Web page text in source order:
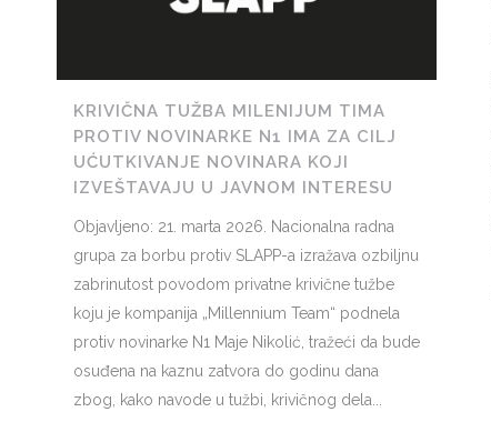
KRIVIČNA TUŽBA MILENIJUM TIMA
PROTIV NOVINARKE N1 IMA ZA CILJ
UĆUTKIVANJE NOVINARA KOJI
IZVEŠTAVAJU U JAVNOM INTERESU
Objavljeno: 21. marta 2026. Nacionalna radna
grupa za borbu protiv SLAPP-a izražava ozbiljnu
zabrinutost povodom privatne krivične tužbe
koju je kompanija „Millennium Team“ podnela
protiv novinarke N1 Maje Nikolić, tražeći da bude
osuđena na kaznu zatvora do godinu dana
zbog, kako navode u tužbi, krivičnog dela...